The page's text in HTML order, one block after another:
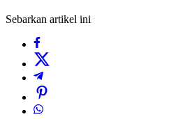
Sebarkan artikel ini